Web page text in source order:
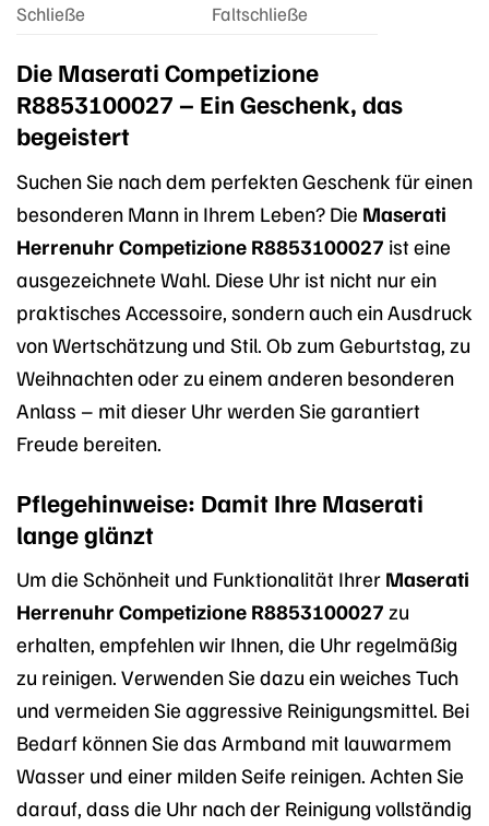
Schließe Faltschließe
Die Maserati Competizione
R8853100027 – Ein Geschenk, das
begeistert
Suchen Sie nach dem perfekten Geschenk für einen
besonderen Mann in Ihrem Leben? Die Maserati
Herrenuhr Competizione R8853100027 ist eine
ausgezeichnete Wahl. Diese Uhr ist nicht nur ein
praktisches Accessoire, sondern auch ein Ausdruck
von Wertschätzung und Stil. Ob zum Geburtstag, zu
Weihnachten oder zu einem anderen besonderen
Anlass – mit dieser Uhr werden Sie garantiert
Freude bereiten.
Pflegehinweise: Damit Ihre Maserati
lange glänzt
Um die Schönheit und Funktionalität Ihrer Maserati
Herrenuhr Competizione R8853100027 zu
erhalten, empfehlen wir Ihnen, die Uhr regelmäßig
zu reinigen. Verwenden Sie dazu ein weiches Tuch
und vermeiden Sie aggressive Reinigungsmittel. Bei
Bedarf können Sie das Armband mit lauwarmem
Wasser und einer milden Seife reinigen. Achten Sie
darauf, dass die Uhr nach der Reinigung vollständig